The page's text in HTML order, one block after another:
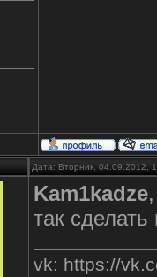
Дата: Вторник, 04.09.2012,
Kam1kadze
так
vk: https://